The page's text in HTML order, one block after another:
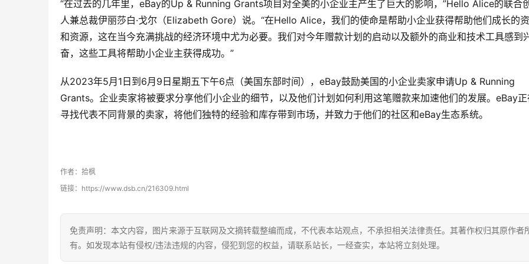
“在过去的几年里，eBay的Up & Running Grants项目对全美的小企业主产生了巨大的影响，”Hello Alice的联合
人兼总裁伊丽莎白·戈尔（Elizabeth Gore）说。“在Hello Alice，我们的使命是帮助小企业获得帮助他们成长的
和资源，这在当今充满挑战的经济环境中尤为必要。我们对今年赠款计划的启动以及额外的商业和技术工具感到
奋，这些工具将帮助小企业主获得成功。”
从2023年5月1日到6月9日星期五下午6点（美国东部时间），eBay鼓励美国的小企业卖家申请Up & Running
Grants。企业卖家将被要求分享他们小企业的细节，以及他们计划如何利用这笔赠款来加速他们的发展。eBay正
寻找代表不同背景的卖家，将他们独特的经验和库存带到市场，并致力于他们的社区和eBay生态系统。
作者：拾枫
链接：https://www.dsb.cn/216309.html
免责声明：本文内容，图片来源于互联网及文摘转载整编而成，不代表本站观点，不承担相关法律责任。其著作权归其原作者
有。如发现本站有侵权/违法违规的内容，侵犯到您的权益，请联系站长，一经查实，本站将立刻处理。